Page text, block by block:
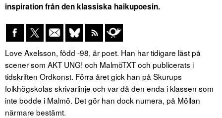
inspiration från den klassiska haikupoesin.
Love Axelsson, född -98, är poet. Han har tidigare läst på
scener som AKT UNG! och MalmöTXT och publicerats i
tidskriften Ordkonst. Förra året gick han på Skurups
folkhögskolas skrivarlinje och var då den enda i klassen som
inte bodde i Malmö. Det gör han dock numera, på Möllan
närmare bestämt.